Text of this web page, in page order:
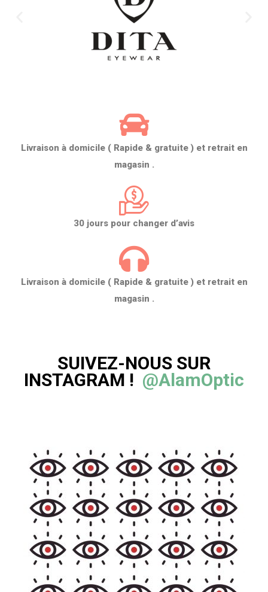
Livraison à domicile ( Rapide & gratuite ) et retrait en
magasin .
30 jours pour changer d’avis
Livraison à domicile ( Rapide & gratuite ) et retrait en
magasin .
SUIVEZ-NOUS SUR
INSTAGRAM ! @AlamOptic